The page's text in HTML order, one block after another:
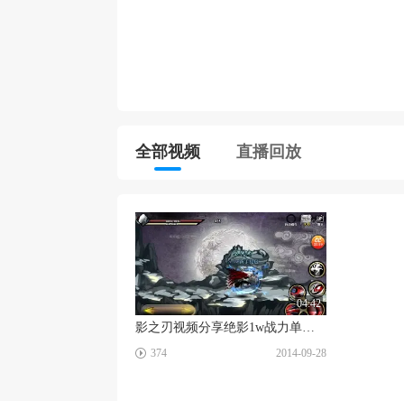
全部视频 直播回放
☑
04:42
影之刃视频分享绝影1w战力单通红白娘子
374 2014-09-28